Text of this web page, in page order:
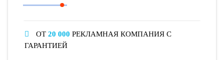
ОТ 20 000 РЕКЛАМНАЯ КОМПАНИЯ С
ГАРАНТИЕЙ